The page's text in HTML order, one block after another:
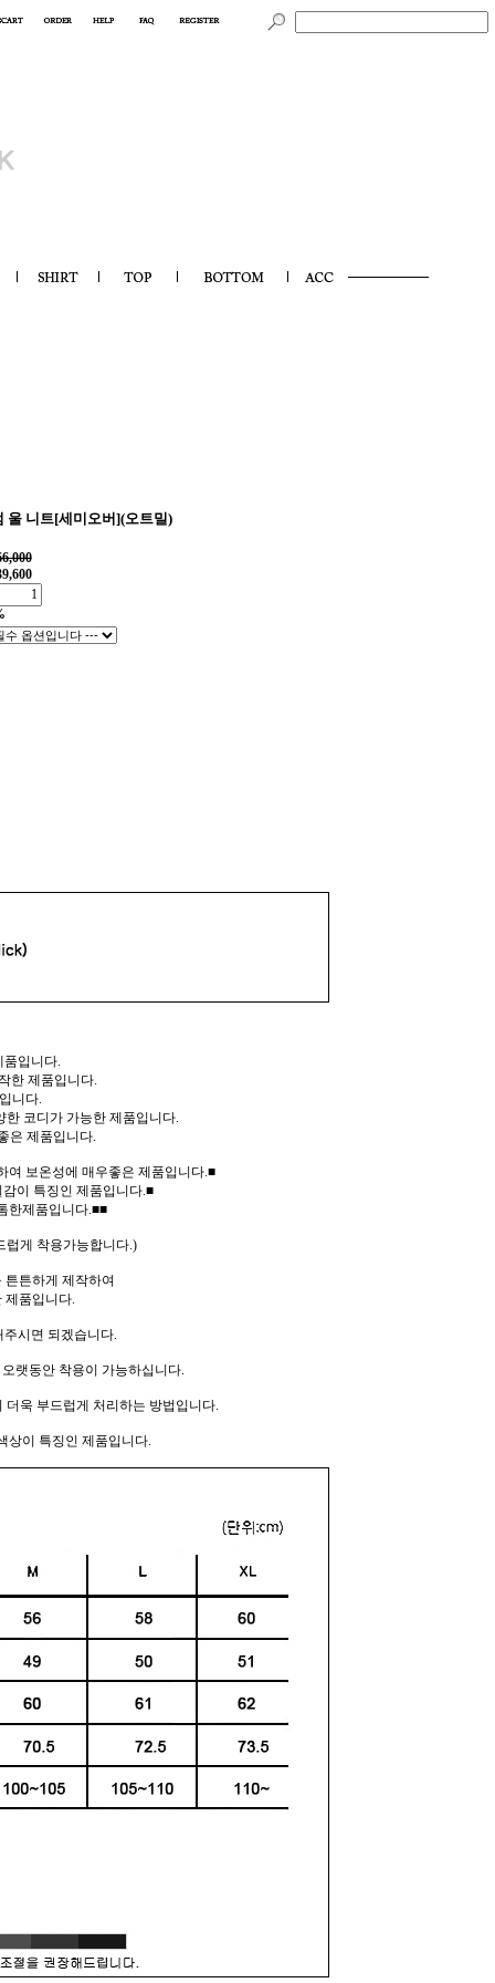
울 니트[세미오버](오트밀)
입니다.
한 제품입니다.
니다.
코디가 가능한 제품입니다.
은 제품입니다.
여 보온성에 매우좋은 제품입니다.■
이 특징인 제품입니다.■
한제품입니다.■■
럽게 착용가능합니다.)
튼하게 제작하여
제품입니다.
시면 되겠습니다.
랫동안 착용이 가능하십니다.
욱 부드럽게 처리하는 방법입니다.
상이 특징인 제품입니다.